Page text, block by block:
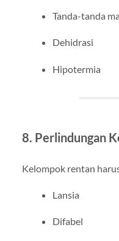
Tanda-tanda
Dehidrasi
Hipotermia
8. Perlindungan
Kelompok rentan
Lansia
Difabel